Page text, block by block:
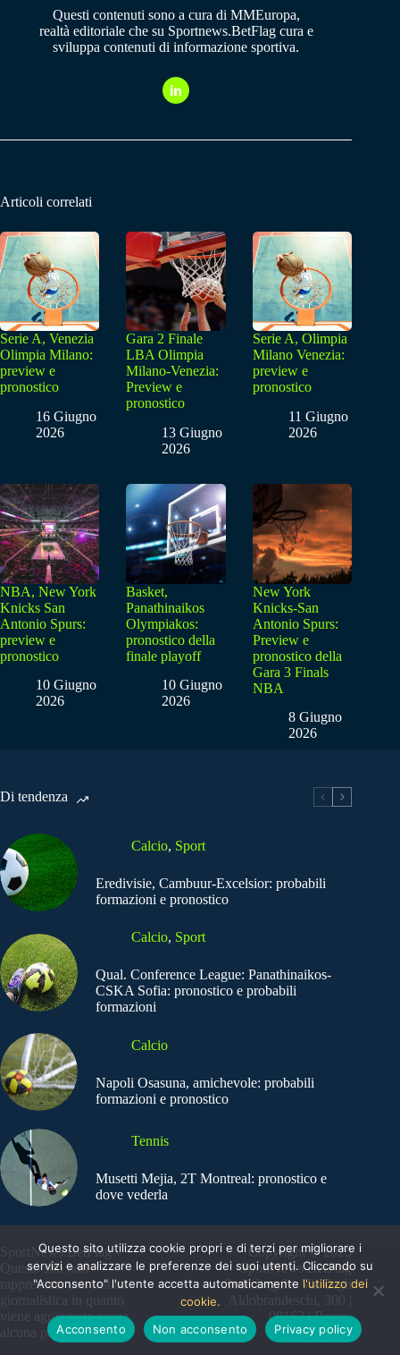
Questi contenuti sono a cura di MMEuropa,
realtà editoriale che su Sportnews.BetFlag cura e
sviluppa contenuti di informazione sportiva.
Articoli correlati
Serie A, Venezia
Olimpia Milano:
preview e
pronostico
16 Giugno
2026
Gara 2 Finale
LBA Olimpia
Milano-Venezia:
Preview e
pronostico
13 Giugno
2026
Serie A, Olimpia
Milano Venezia:
preview e
pronostico
11 Giugno
2026
NBA, New York
Knicks San
Antonio Spurs:
preview e
pronostico
10 Giugno
2026
Basket,
Panathinaikos
Olympiakos:
pronostico della
finale playoff
10 Giugno
2026
New York
Knicks-San
Antonio Spurs:
Preview e
pronostico della
Gara 3 Finals
NBA
8 Giugno
2026
Di tendenza
Calcio, Sport
Eredivisie, Cambuur-Excelsior: probabili
formazioni e pronostico
Calcio, Sport
Qual. Conference League: Panathinaikos-
CSKA Sofia: pronostico e probabili
formazioni
Calcio
Napoli Osasuna, amichevole: probabili
formazioni e pronostico
Tennis
Musetti Mejia, 2T Montreal: pronostico e
dove vederla
SportNews.BetFlag -
Questo sito non
rappresenta una testata
giornalistica in quanto
viene aggiornato senza
alcuna periodicità
Copyright © 2025
SportNews BetFlag
Sede Legale: Via degli
Aldobrandeschi, 300 |
00163 | Roma
Questo sito utilizza cookie propri e di terzi per migliorare i
servizi e analizzare le preferenze dei suoi utenti. Cliccando su
"Acconsento" l'utente accetta automaticamente l'utilizzo dei
cookie.
Acconsento
Non acconsento Privacy policy